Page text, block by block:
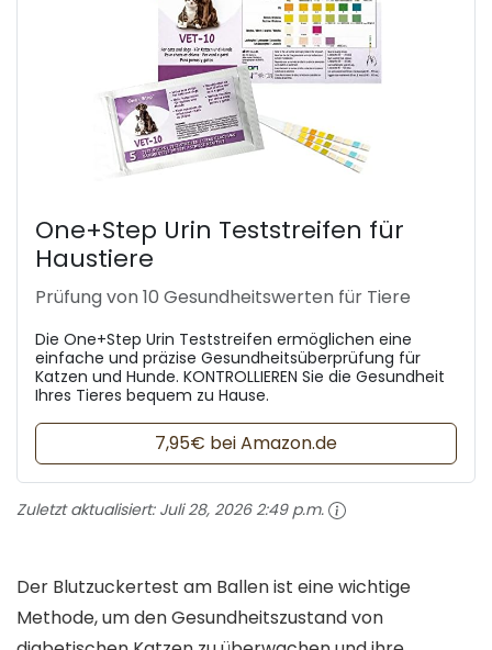
One+Step Urin Teststreifen für
Haustiere
Prüfung von 10 Gesundheitswerten für Tiere
Die One+Step Urin Teststreifen ermöglichen eine
einfache und präzise Gesundheitsüberprüfung für
Katzen und Hunde. KONTROLLIEREN Sie die Gesundheit
Ihres Tieres bequem zu Hause.
7,95€ bei Amazon.de
Zuletzt aktualisiert: Juli 28, 2026 2:49 p.m.
Der Blutzuckertest am Ballen ist eine wichtige
Methode, um den Gesundheitszustand von